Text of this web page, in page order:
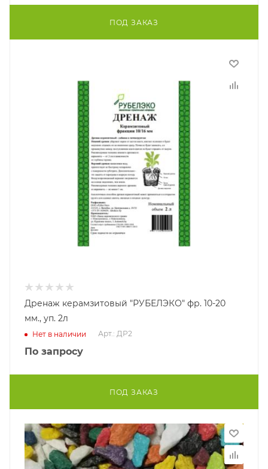
ПОД ЗАКАЗ
Дренаж керамзитовый "РУБЕЛЭКО" фр. 10-20
мм., уп. 2л
Нет в наличии Арт.: ДР2
По запросу
ПОД ЗАКАЗ